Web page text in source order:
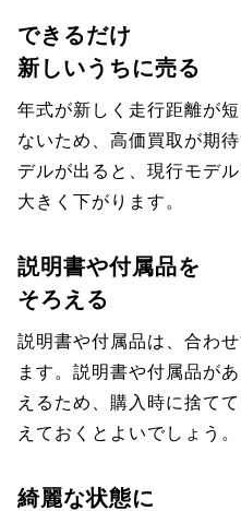
できるだけ
新しいうちに売る
年式が新しく走行距離が
ないため、高価買取が期
デルが出ると、現行モデ
大きく下がります。
説明書や付属品を
そろえる
説明書や付属品は、合わ
ます。説明書や付属品が
えるため、購入時に捨て
えておくとよいでしょう。
綺麗な状態に